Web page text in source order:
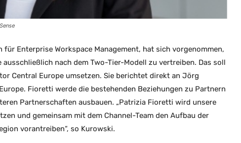
für Enterprise Workspace Management, hat sich vorgenommen,
nach dem Two-Tier-Modell zu vertreiben. Das soll
Central Europe umsetzen. Sie berichtet direkt an Jörg
Fioretti werde die bestehenden Beziehungen zu Partnern
Partnerschaften ausbauen. „Patrizia Fioretti wird unsere
und gemeinsam mit dem Channel-Team den Aufbau der
vorantreiben“, so Kurowski.